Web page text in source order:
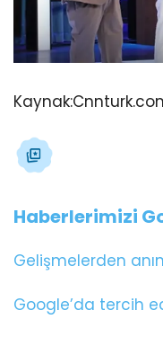
Kaynak:
Haberlerimizi
Gelişmelerden
Google’da tercih